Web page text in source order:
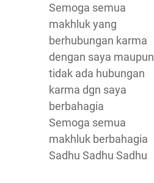
Semoga semua
makhluk yang
berhubungan karma
dengan saya maupun
tidak ada hubungan
karma dgn saya
berbahagia
Semoga semua
makhluk berbahagia
Sadhu Sadhu Sadhu